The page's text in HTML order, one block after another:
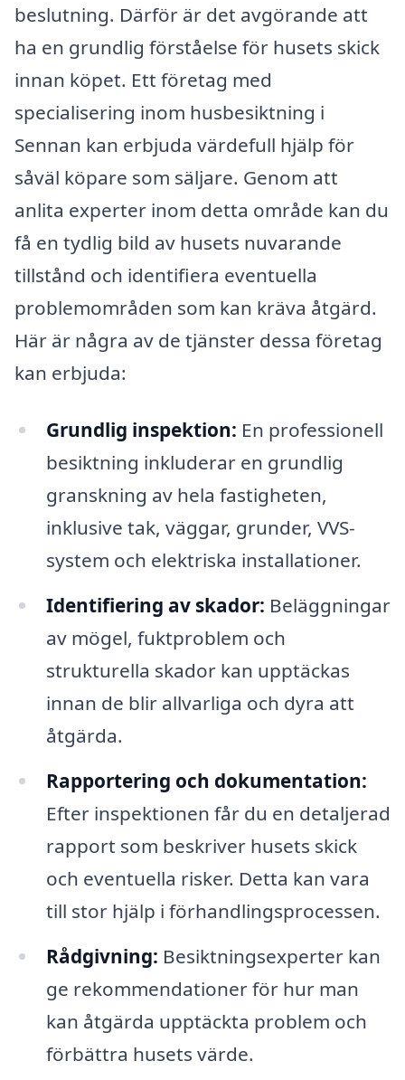
beslutning. Därför är det avgörande att
ha en grundlig förståelse för husets skick
innan köpet. Ett företag med
specialisering inom husbesiktning i
Sennan kan erbjuda värdefull hjälp för
såväl köpare som säljare. Genom att
anlita experter inom detta område kan du
få en tydlig bild av husets nuvarande
tillstånd och identifiera eventuella
problemområden som kan kräva åtgärd.
Här är några av de tjänster dessa företag
kan erbjuda:
Grundlig inspektion: En professionell
besiktning inkluderar en grundlig
granskning av hela fastigheten,
inklusive tak, väggar, grunder, VVS-
system och elektriska installationer.
Identifiering av skador: Beläggningar
av mögel, fuktproblem och
strukturella skador kan upptäckas
innan de blir allvarliga och dyra att
åtgärda.
Rapportering och dokumentation:
Efter inspektionen får du en detaljerad
rapport som beskriver husets skick
och eventuella risker. Detta kan vara
till stor hjälp i förhandlingsprocessen.
Rådgivning: Besiktningsexperter kan
ge rekommendationer för hur man
kan åtgärda upptäckta problem och
förbättra husets värde.